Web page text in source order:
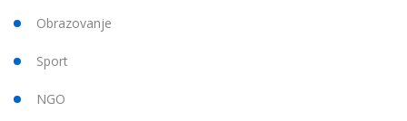
Obrazovanje
Sport
NGO